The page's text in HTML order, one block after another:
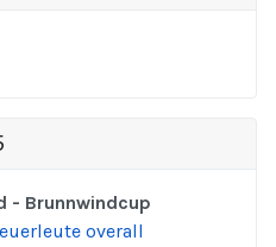
- Brunnwindcup
overall